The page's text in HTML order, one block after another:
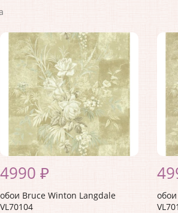
4990 ₽
обои Bruce Winton Langdale
VL70104